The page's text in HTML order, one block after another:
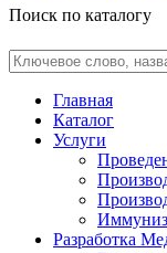
Поиск по каталогу
Главная
Каталог
Услуги
Разработка